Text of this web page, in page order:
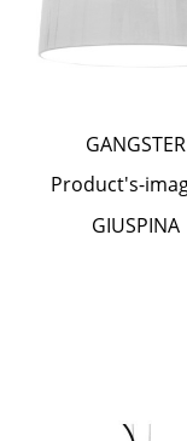
GANGSTER
GIUSPINA